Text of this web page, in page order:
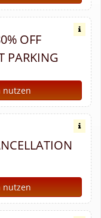
OFF
PARKING
nutzen
nutzen